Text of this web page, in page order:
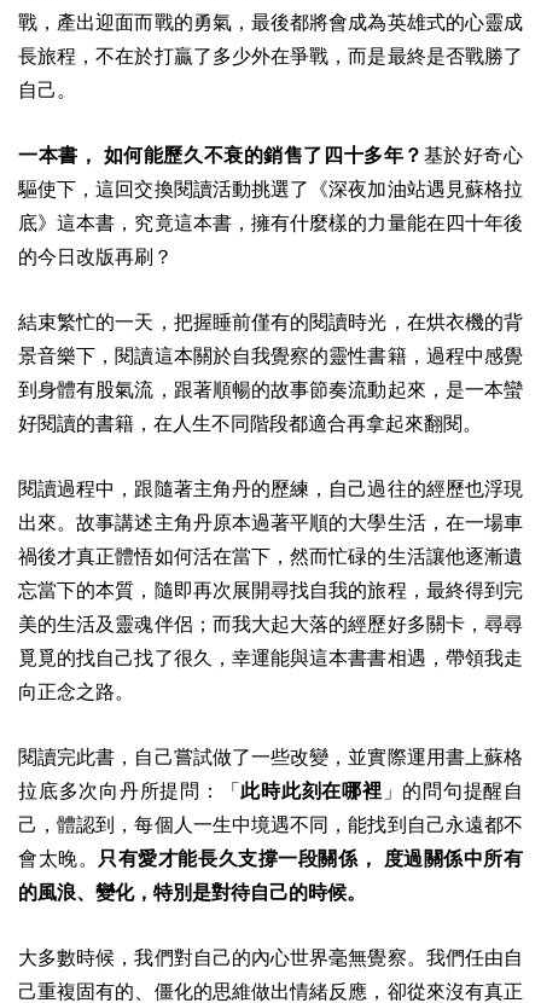
戰，產出迎面而戰的勇氣，最後都將會成為英雄式的心靈成
長旅程，不在於打贏了多少外在爭戰，而是最終是否戰勝了
自己。
一本書， 如何能歷久不衰的銷售了四十多年？ 基於好奇心
驅使下，這回交換閱讀活動挑選了《深夜加油站遇見蘇格拉
底》這本書，究竟這本書，擁有什麼樣的力量能在四十年後
的今日改版再刷？
結束繁忙的一天，把握睡前僅有的閱讀時光，在烘衣機的背
景音樂下，閱讀這本關於自我覺察的靈性書籍，過程中感覺
到身體有股氣流，跟著順暢的故事節奏流動起來，是一本蠻
好閱讀的書籍，在人生不同階段都適合再拿起來翻閱。
閱讀過程中，跟隨著主角丹的歷練，自己過往的經歷也浮現
出來。故事講述主角丹原本過著平順的大學生活，在一場車
禍後才真正體悟如何活在當下，然而忙碌的生活讓他逐漸遺
忘當下的本質，隨即再次展開尋找自我的旅程，最終得到完
美的生活及靈魂伴侶；而我大起大落的經歷好多關卡，尋尋
覓覓的找自己找了很久，幸運能與這本書書相遇，帶領我走
向正念之路。
閱讀完此書，自己嘗試做了一些改變，並實際運用書上蘇格
拉底多次向丹所提問：「 此時此刻在哪裡 」的問句提醒自
己，體認到，每個人一生中境遇不同，能找到自己永遠都不
會太晚。
只有愛才能長久支撐一段關係，
度過關係中所有
的風浪、變化，特別是對待自己的時候。
大多數時候，我們對自己的內心世界毫無覺察。我們任由自
己重複固有的、僵化的思維做出情緒反應，卻從來沒有真正